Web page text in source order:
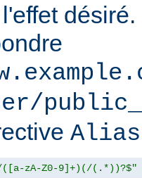
([a-zA-Z0-9]+)(/(.*))?$"